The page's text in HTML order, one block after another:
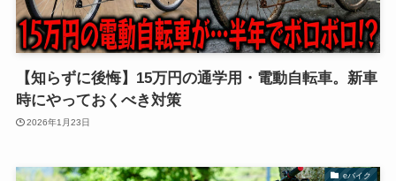
【知らずに後悔】15万円の通学用・電動自転車。新車
時にやっておくべき対策
2026年1月23日
eバイク